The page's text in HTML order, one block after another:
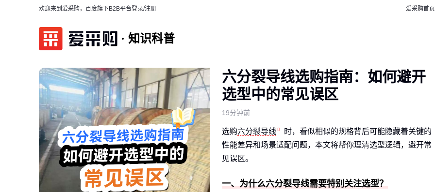
欢迎来到爱采购，百度旗下B2B平台登录/注册 爱采购首页
知识科普
六分裂导线选购指南：如何避开
选型中的常见误区
19分钟前
选购六分裂导线
时，看似相似的规格背后可能隐藏着关键的
性能差异和场景适配问题，本文将帮你理清选型逻辑，避开常
见误区。
一、为什么六分裂导线需要特别关注选型？